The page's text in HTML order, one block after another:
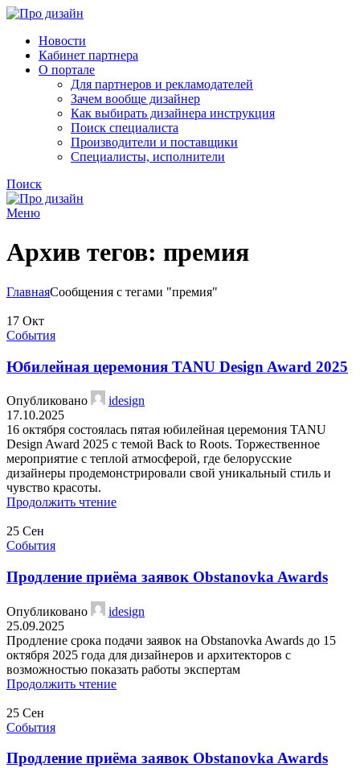
Новости
Кабинет партнера
О портале
Для партнеров и рекламодателей
Зачем вообще дизайнер
Как выбирать дизайнера инструкция
Поиск специалиста
Производители и поставщики
Специалисты, исполнители
Поиск
Меню
Архив тегов: премия
ГлавнаяСообщения с тегами "премия"
17 Окт
События
Юбилейная церемония TANU Design Award 2025
Опубликовано
idesign
17.10.2025
16 октября состоялась пятая юбилейная церемония TANU
Design Award 2025 с темой Back to Roots. Торжественное
мероприятие с теплой атмосферой, где белорусские
дизайнеры продемонстрировали свой уникальный стиль и
чувство красоты.
Продолжить чтение
25 Сен
События
Продление приёма заявок Obstanovka Awards
Опубликовано
idesign
25.09.2025
Продление срока подачи заявок на Obstanovka Awards до 15
октября 2025 года для дизайнеров и архитекторов с
возможностью показать работы экспертам
Продолжить чтение
25 Сен
События
Продление приёма заявок Obstanovka Awards